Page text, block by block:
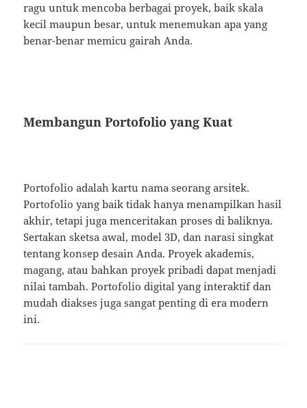
ragu untuk mencoba berbagai proyek, baik skala
kecil maupun besar, untuk menemukan apa yang
benar-benar memicu gairah Anda.
Membangun Portofolio yang Kuat
Portofolio adalah kartu nama seorang arsitek.
Portofolio yang baik tidak hanya menampilkan hasil
akhir, tetapi juga menceritakan proses di baliknya.
Sertakan sketsa awal, model 3D, dan narasi singkat
tentang konsep desain Anda. Proyek akademis,
magang, atau bahkan proyek pribadi dapat menjadi
nilai tambah. Portofolio digital yang interaktif dan
mudah diakses juga sangat penting di era modern
ini.